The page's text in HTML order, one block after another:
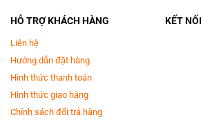
HỖ TRỢ KHÁCH HÀNG
Liên hệ
Hướng dẫn đặt hàng
Hình thức thanh toán
Hình thức giao hàng
Chính sách đổi trả hàng
KẾT